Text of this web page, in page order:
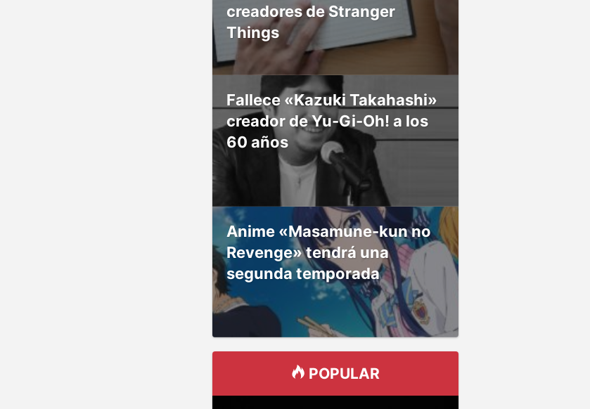
creadores de Stranger
Things
Fallece «Kazuki Takahashi»
creador de Yu-Gi-Oh! a los
60 años
Anime «Masamune-kun no
Revenge» tendrá una
segunda temporada
POPULAR